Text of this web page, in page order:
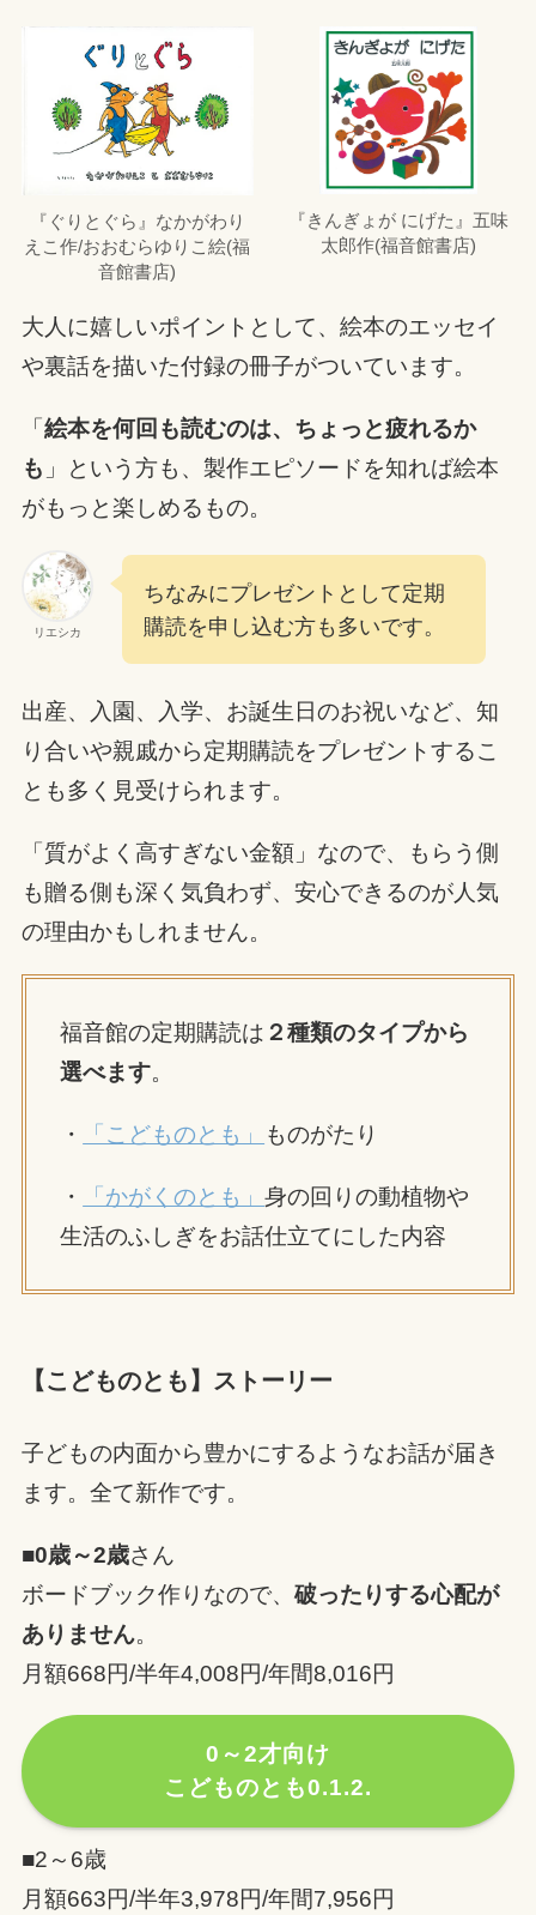
『ぐりとぐら』なかがわり
えこ作/おおむらゆりこ絵(福
音館書店)
『きんぎょが にげた』五味
太郎作(福音館書店)
大人に嬉しいポイントとして、絵本のエッセイ
や裏話を描いた付録の冊子がついています。
「絵本を何回も読むのは、ちょっと疲れるか
も 」という方も、製作エピソードを知れば絵本
がもっと楽しめるもの。
リエシカ
ちなみにプレゼントとして定期
購読を申し込む方も多いです。
出産、入園、入学、お誕生日のお祝いなど、知
り合いや親戚から定期購読をプレゼントするこ
とも多く見受けられます。
「質がよく高すぎない金額」なので、もらう側
も贈る側も深く気負わず、安心できるのが人気
の理由かもしれません。
福音館の定期購読は ２種類のタイプから
選べます。
・ 「こどものとも」 ものがたり
・ 「かがくのとも」身の回りの動植物や
生活のふしぎをお話仕立てにした内容
【こどものとも】ストーリー
子どもの内面から豊かにするようなお話が届き
ます。全て新作です。
■0歳～2歳さん
ボードブック作りなので、 破ったりする心配が
ありません。
月額668円/半年4,008円/年間8,016円
0～2才向け
こどものとも0.1.2.
■2～6歳
月額663円/半年3,978円/年間7,956円